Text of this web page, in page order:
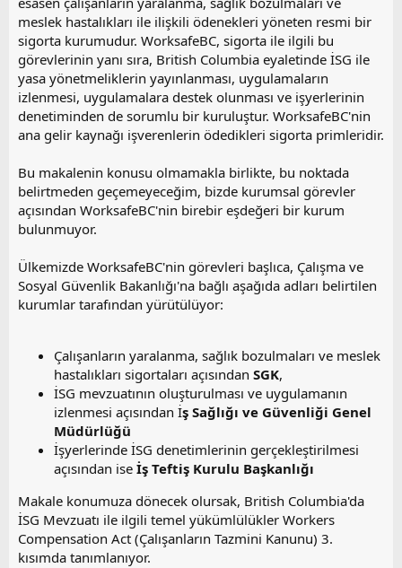
meslek hastalıkları ile ilişkili ödenekleri yöneten resmi bir
sigorta kurumudur. WorksafeBC, sigorta ile ilgili bu
görevlerinin yanı sıra, British Columbia eyaletinde İSG ile
yasa yönetmeliklerin yayınlanması, uygulamaların
izlenmesi, uygulamalara destek olunması ve işyerlerinin
denetiminden de sorumlu bir kuruluştur. WorksafeBC'nin
ana gelir kaynağı işverenlerin ödedikleri sigorta primleridir.
Bu makalenin konusu olmamakla birlikte, bu noktada
belirtmeden geçemeyeceğim, bizde kurumsal görevler
açısından WorksafeBC'nin birebir eşdeğeri bir kurum
bulunmuyor.
Ülkemizde WorksafeBC'nin görevleri başlıca, Çalışma ve
Sosyal Güvenlik Bakanlığı'na bağlı aşağıda adları belirtilen
kurumlar tarafından yürütülüyor:
Çalışanların yaralanma, sağlık bozulmaları ve meslek
hastalıkları sigortaları açısından SGK,
İSG mevzuatının oluşturulması ve uygulamanın
izlenmesi açısından İş Sağlığı ve Güvenliği Genel
Müdürlüğü
İşyerlerinde İSG denetimlerinin gerçekleştirilmesi
açısından ise İş Teftiş Kurulu Başkanlığı
Makale konumuza dönecek olursak, British Columbia'da
İSG Mevzuatı ile ilgili temel yükümlülükler Workers
Compensation Act (Çalışanların Tazmini Kanunu) 3.
kısımda tanımlanıyor.